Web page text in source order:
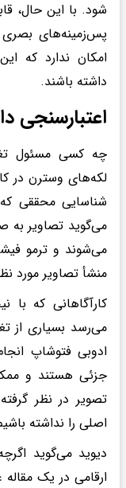
پس‌زمینه‌های
امکان ندارد که
داشته باشند.
اعتبارسنجی
چه کسی مسئول
لکه‌های وسترن در
شناسایی محققی که
می‌گوید تصاویر
می‌شوند و ترمو
منشأ تصاویر مورد
کارآگاهانی که
می‌رسد بسیاری از
ادوبی فتوشاپ
جزئی هستند و
تصویر در نظر
اصلی را نداشته
دیوید می‌گوید
ارقامی در یک